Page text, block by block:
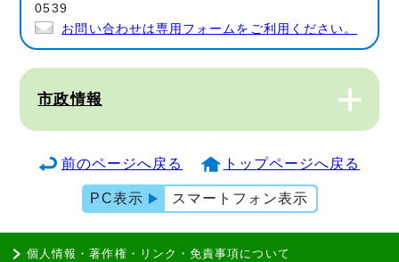
0539
お問い合わせは専用フォームをご利用ください。
市政情報
前のページへ戻る トップページへ戻る
PC表示 スマートフォン表示
個人情報・著作権・リンク・免責事項について